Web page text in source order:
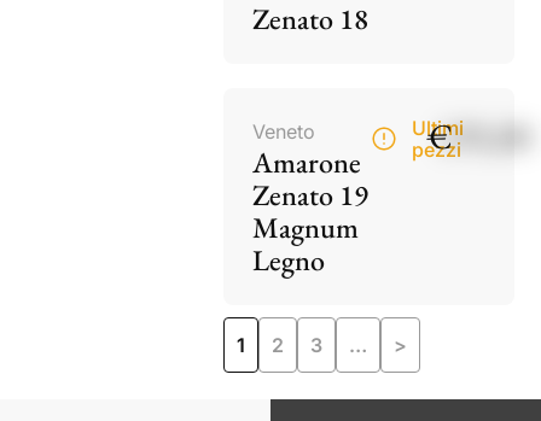
Zenato 18
Veneto
Amarone
Zenato 19
Magnum
Legno
Ultimi
pezzi
€195,00
1 2 3 … >